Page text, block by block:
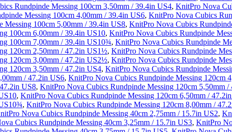
Rundpinde Messing 100cm 3,50mm / 39.4in US4, KnitPro Nova
Messing 100cm 4,00mm / 39.4in US6, KnitPro Nova Cubics
Messing 100cm 5,00mm / 39.4in US8, KnitPro Nova Cubics
100cm 6,00mm / 39.4in US10, KnitPro Nova Cubics Rundpinde
100cm 7,00mm / 39.4in US10¾, KnitPro Nova Cubics Rundpinde
120cm 2,50mm / 47.2in US1½, KnitPro Nova Cubics Rundpinde
120cm 3,00mm / 47.2in US2½, KnitPro Nova Cubics Rundpinde
120cm 3,50mm / 47.2in US4, KnitPro Nova Cubics Rundpinde
/ 47.2in US6, KnitPro Nova Cubics Rundpinde Messing 120cm
US8, KnitPro Nova Cubics Rundpinde Messing 120cm 5,50mm /
, KnitPro Nova Cubics Rundpinde Messing 120cm 6,50mm /
, KnitPro Nova Cubics Rundpinde Messing 120cm 8,00mm /
Nova Cubics Rundpinde Messing 40cm 2,75mm / 15.7in US2,
Cubics Rundpinde Messing 40cm 3,25mm / 15.7in US3, KnitPro